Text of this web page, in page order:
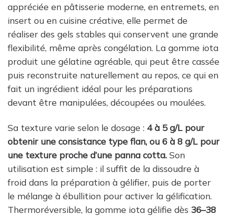
appréciée en pâtisserie moderne, en entremets, en
insert ou en cuisine créative, elle permet de
réaliser des gels stables qui conservent une grande
flexibilité, même après congélation. La gomme iota
produit une gélatine agréable, qui peut être cassée
puis reconstruite naturellement au repos, ce qui en
fait un ingrédient idéal pour les préparations
devant être manipulées, découpées ou moulées.
Sa texture varie selon le dosage : 4 à 5 g/L pour
obtenir une consistance type flan, ou 6 à 8 g/L pour
une texture proche d’une panna cotta. Son
utilisation est simple : il suffit de la dissoudre à
froid dans la préparation à gélifier, puis de porter
le mélange à ébullition pour activer la gélification.
Thermoréversible, la gomme iota gélifie dès 36–38